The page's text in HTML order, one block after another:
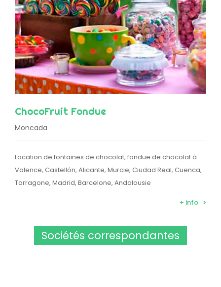
ChocoFruit Fondue
Moncada
Location de fontaines de chocolat, fondue de chocolat à
Valence, Castellón, Alicante, Murcie, Ciudad Real, Cuenca,
Tarragone, Madrid, Barcelone, Andalousie
+ info
Sociétés correspondantes